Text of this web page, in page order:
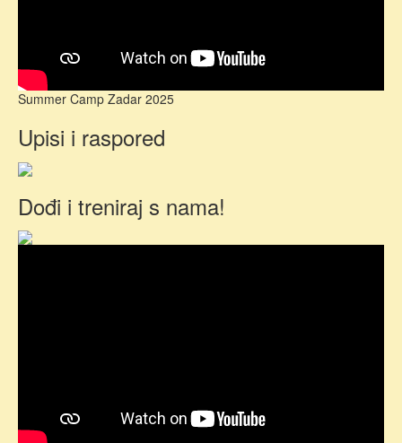
Summer Camp Zadar 2025
Upisi i raspored
Dođi i treniraj s nama!